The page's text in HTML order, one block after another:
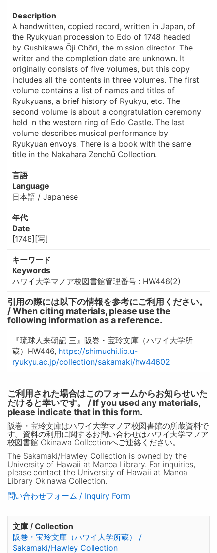
Description
A handwritten, copied record, written in Japan, of
the Ryukyuan procession to Edo of 1748 headed
by Gushikawa Ōji Chōri, the mission director. The
writer and the completion date are unknown. It
originally consists of five volumes, but this copy
includes all the contents in three volumes. The first
volume contains a list of names and titles of
Ryukyuans, a brief history of Ryukyu, etc. The
second volume is about a congratulation ceremony
held in the western ring of Edo Castle. The last
volume describes musical performance by
Ryukyuan envoys. There is a book with the same
title in the Nakahara Zenchū Collection.
言語
Language
日本語 / Japanese
年代
Date
[1748][写]
キーワード
Keywords
ハワイ大学マノア校図書館管理番号 : HW446(2)
引用の際には以下の情報を参考にご利用ください。
/ When citing materials, please use the
following information as a reference.
『琉球人来朝記 三』阪巻・宝玲文庫（ハワイ大学所
蔵）HW446, https://shimuchi.lib.u-
ryukyu.ac.jp/collection/sakamaki/hw44602
ご利用された場合はこのフォームからお知らせいた
だけると幸いです。 / If you used any materials,
please indicate that in this form.
阪巻・宝玲文庫はハワイ大学マノア校図書館の所蔵資料で
す。資料の利用に関するお問い合わせはハワイ大学マノア
校図書館 Okinawa Collectionへご連絡ください。
The Sakamaki/Hawley Collection is owned by the
University of Hawaii at Manoa Library. For inquiries,
please contact the University of Hawaii at Manoa
Library Okinawa Collection.
問い合わせフォーム / Inquiry Form
文庫 / Collection
阪巻・宝玲文庫（ハワイ大学所蔵） /
Sakamaki/Hawley Collection